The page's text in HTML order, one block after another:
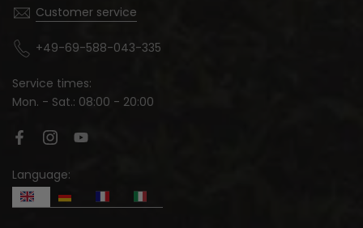
Customer service
+49-69-588-043-335
Service times:
Mon. - Sat.: 08:00 - 20:00
Language: